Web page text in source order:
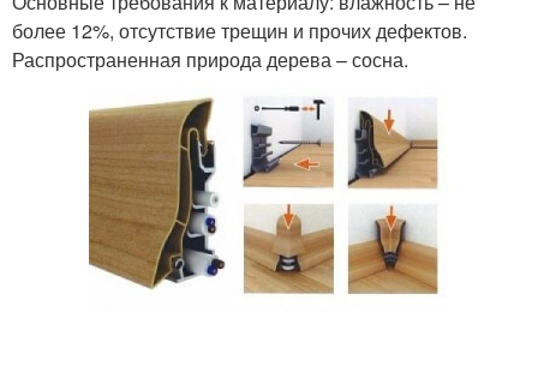
более 12%, отсутствие трещин и прочих дефектов.
Распространенная природа дерева – сосна.